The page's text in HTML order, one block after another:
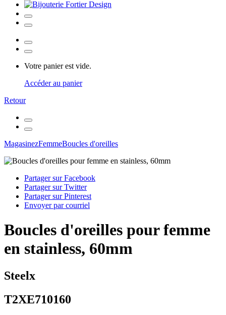
Votre panier est vide.
Accéder au panier
Retour
MagasinezFemmeBoucles d'oreilles
Partager sur Facebook
Partager sur Twitter
Partager sur Pinterest
Envoyer par courriel
Boucles d'oreilles pour femme
en stainless, 60mm
Steelx
T2XE710160